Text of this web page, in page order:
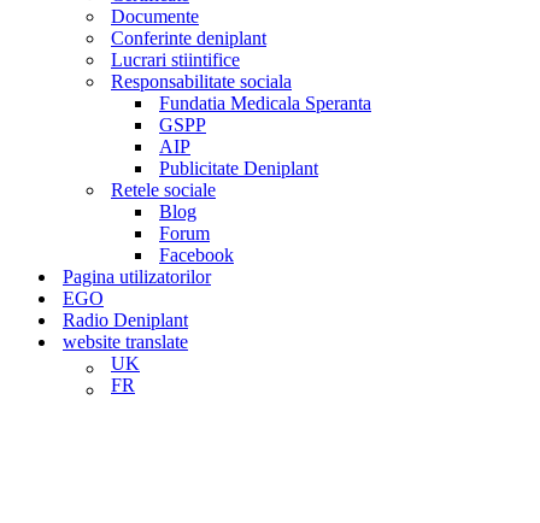
Documente
Conferinte deniplant
Lucrari stiintifice
Responsabilitate sociala
Fundatia Medicala Speranta
GSPP
AIP
Publicitate Deniplant
Retele sociale
Blog
Forum
Facebook
Pagina utilizatorilor
EGO
Radio Deniplant
website translate
UK
FR